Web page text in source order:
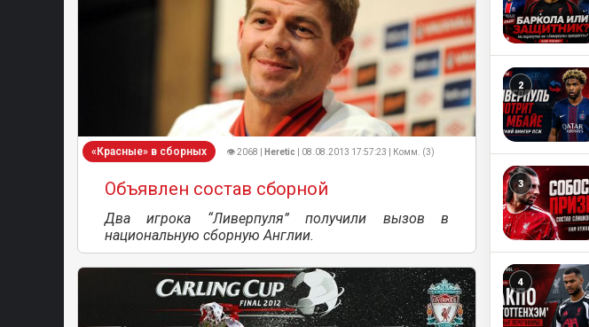
«Красные» в сборных 👁 2068 | Heretic | 08.08.2013 17:57:23 | Комм. (3)
Объявлен состав сборной
Два игрока “Ливерпуля” получили вызов в
национальную сборную Англии.
ML
ML
ML